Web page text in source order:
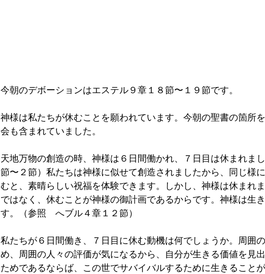
今朝のデボーションはエステル９章１８節〜１９節です。
神様は私たちが休むことを願われています。今朝の聖書の箇所
会も含まれていました。
天地万物の創造の時、神様は６日間働かれ、７日目は休まれま
節〜２節）私たちは神様に似せて創造されましたから、同じ様
むと、素晴らしい祝福を体験できます。しかし、神様は休まれ
ではなく、休むことが神様の御計画であるからです。神様は生
す。（参照　へブル４章１２節）
私たちが６日間働き、７日目に休む動機は何でしょうか。周囲
め、周囲の人々の評価が気になるから、自分が生きる価値を見
ためであるならば、この世でサバイバルするために生きること